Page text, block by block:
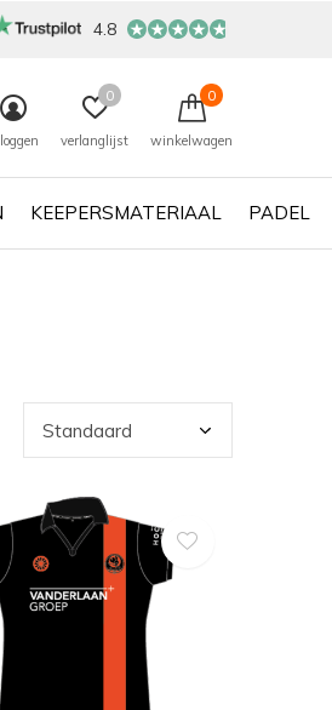
KEEPERSMATERIAAL PADEL
verlanglijst
0
winkelwagen
0
4.8